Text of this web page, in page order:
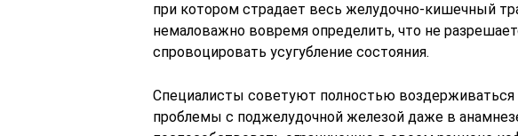
при котором страдает весь желудочно-кишечный
немаловажно вовремя определить, что не
спровоцировать усугубление состояния.
Специалисты советуют полностью
проблемы с поджелудочной железой даже в